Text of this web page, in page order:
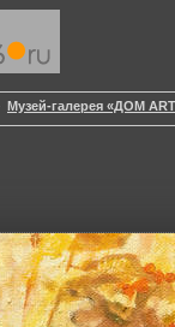
Музей-галерея «ДОМ